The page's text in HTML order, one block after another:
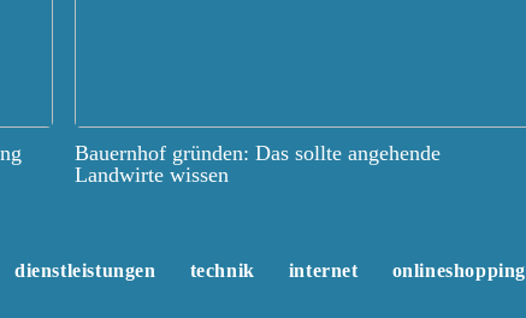
Bauernhof gründen: Das sollte angehende
Landwirte wissen
dienstleistungen technik internet onlineshopping